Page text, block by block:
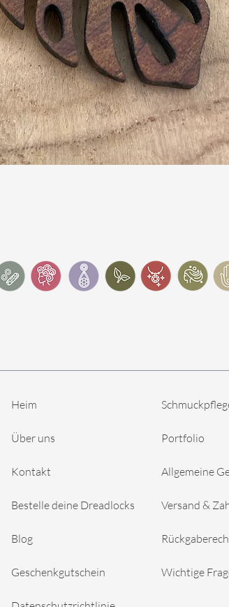
Heim
Über uns
Kontakt
Bestelle deine Dreadlocks
Blog
Geschenkgutschein
Portfolio
Allgemeine
Versand &
Wichtige